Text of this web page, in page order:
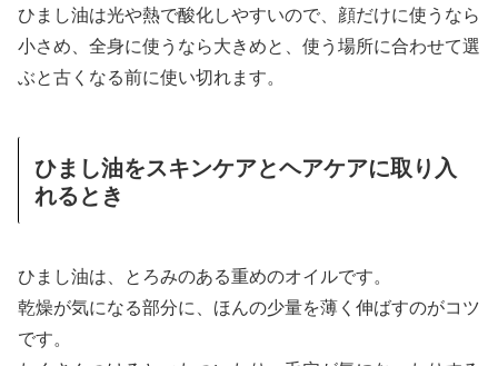
ひまし油は光や熱で酸化しやすいので、顔だけに使うなら
小さめ、全身に使うなら大きめと、使う場所に合わせて選
ぶと古くなる前に使い切れます。
ひまし油をスキンケアとヘアケアに取り入
れるとき
ひまし油は、とろみのある重めのオイルです。
乾燥が気になる部分に、ほんの少量を薄く伸ばすのがコツ
です。